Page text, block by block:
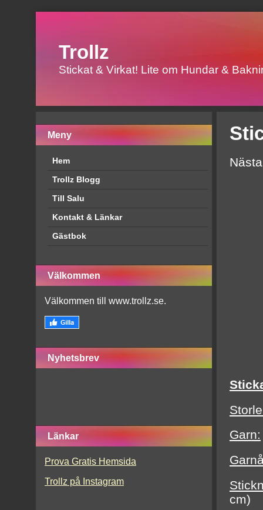
Trollz
Stickat & Virkat! Lite om Hundar &
Meny
Hem
Trollz Blogg
Till Salu
Kontakt & Länkar
Gästbok
Välkommen
Välkommen till www.trollz.se.
Nyhetsbrev
Länkar
Prova Gratis Hemsida
Trollz på Instagram
Garn:
cm)